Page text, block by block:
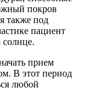
покров
также под
пациент
прием
В этот период
любой